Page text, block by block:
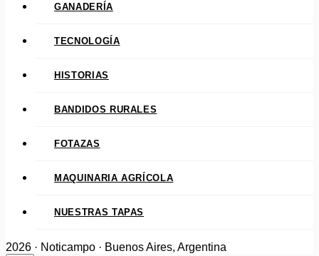
GANADERÍA
TECNOLOGÍA
HISTORIAS
BANDIDOS RURALES
FOTAZAS
MAQUINARIA AGRÍCOLA
NUESTRAS TAPAS
2026 · Noticampo · Buenos Aires, Argentina